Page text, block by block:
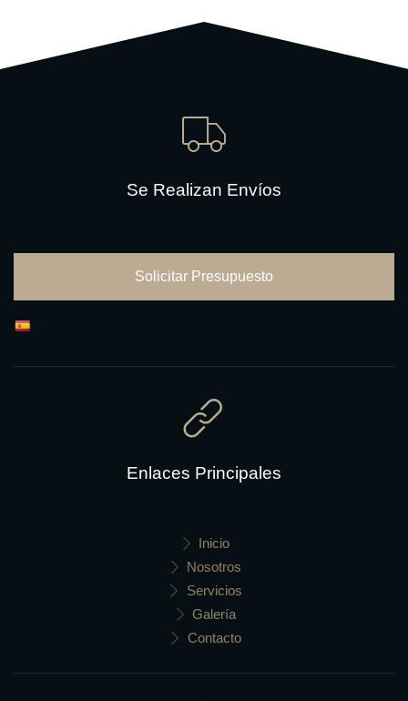
Se Realizan Envíos
Solicitar Presupuesto
Enlaces Principales
Inicio
Nosotros
Servicios
Galería
Contacto